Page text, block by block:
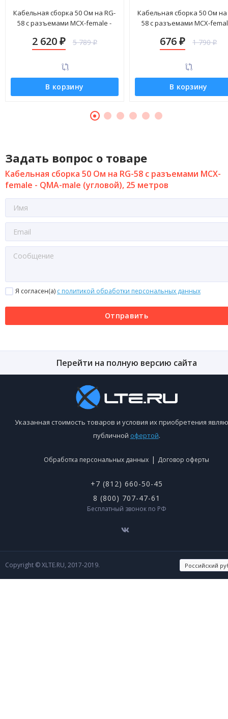
Кабельная сборка 50 Ом на RG-
58 с разъемами MCX-female -
2 620 ₽ 5 789₽
В корзину
Кабельная сборка 50 Ом на
58 с разъемами MCX-
676₽ 1 790₽
В корзину
Задать вопрос о товаре
Кабельная сборка 50 Ом на RG-58 с разъемами MCX-
female - QMA-male (угловой), 25 метров
Я согласен(a) с политикой обработки персональных данных
Отправить
Перейти на полную версию сайта
Указанная стоимость товаров и условия их приобретения
публичной офертой.
Обработка персональных данных | Договор оферты
+7 (812) 660-50-45
8 (800) 707-47-61
Бесплатный звонок по РФ
Copyright © XLTE.RU, 2017-2019.